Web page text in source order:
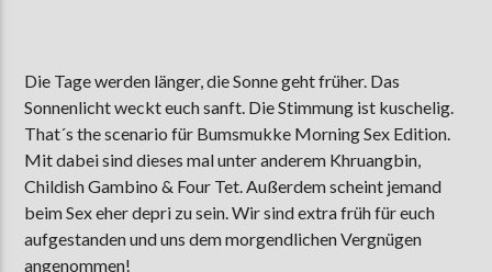
PARÍS NORÐURSINS
PRINS PÓLÓ
AKTUELLE SENDUNG
MOEBIUS
00:00
Die Tage werden länger, die Sonne geht früher. Das
Sonnenlicht weckt euch sanft. Die Stimmung ist kuschelig.
That´s the scenario für Bumsmukke Morning Sex Edition.
Mit dabei sind dieses mal unter anderem Khruangbin,
Childish Gambino & Four Tet. Außerdem scheint jemand
beim Sex eher depri zu sein. Wir sind extra früh für euch
aufgestanden und uns dem morgendlichen Vergnügen
angenommen!